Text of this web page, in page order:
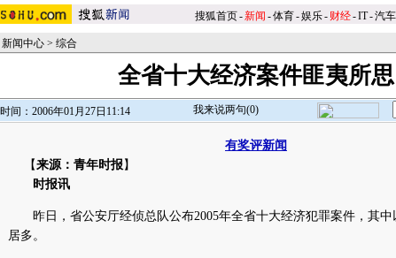
搜狐首页-新闻 -体育-娱乐- 财经-IT-汽车
新闻中心 > 综合
全省十大经济案件匪夷所思
时间：2006年01月27日11:14 我来说两句(0)
有奖评新闻
【来源：青年时报】
时报讯
昨日，省公安厅经侦总队公布2005年全省十大经济犯罪案件，其中
居多。